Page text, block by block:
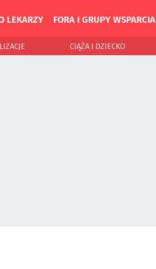
LEKARZY FORA I GRUPY WSPARCIA
CIĄŻA I DZIECKO